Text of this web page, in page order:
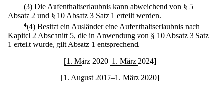
(3) Die Aufenthaltserlaubnis kann abweichend von § 5
Absatz 2 und § 10 Absatz 3 Satz 1 erteilt werden.
4(4) Besitzt ein Ausländer eine Aufenthaltserlaubnis nach
Kapitel 2 Abschnitt 5, die in Anwendung von § 10 Absatz 3 Satz
1 erteilt wurde, gilt Absatz 1 entsprechend.
[1. März 2020–1. März 2024]
[1. August 2017–1. März 2020]